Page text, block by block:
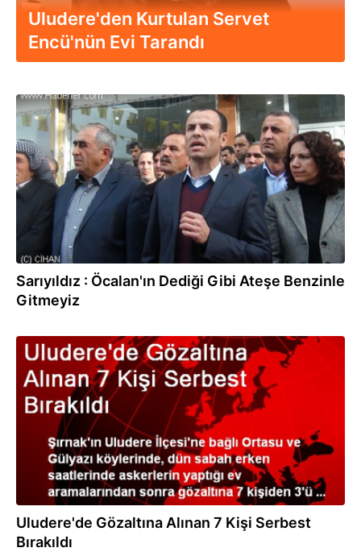
Uludere'den Kurtulan Servet
Encü'nün Evi Tarandı
20.01.2014
Sarıyıldız : Öcalan'ın Dediği Gibi Ateşe Benzinle
Gitmeyiz
20.01.2014
Uludere'de Gözaltına Alınan 7 Kişi Serbest
Bırakıldı